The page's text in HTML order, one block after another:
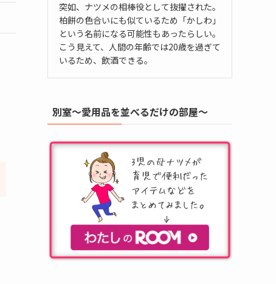
突如、ナツメの相棒役として抜擢された。
柏餅の色合いにも似ているため「かしわ」
という名前になる可能性もあったらしい。
こう見えて、人間の年齢では20歳を過ぎて
いるため、飲酒できる。
別室～愛用品を並べるだけの部屋～